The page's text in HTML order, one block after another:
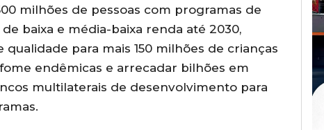
milhões de pessoas com programas de
baixa e média-baixa renda até 2030,
para mais 150 milhões de crianças
endêmicas e arrecadar bilhões em
multilaterais de desenvolvimento para